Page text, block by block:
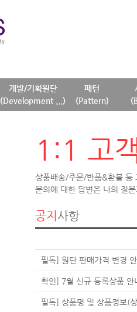
개발/기획원단
(Development ...)
패턴
(Pattern)
1:1 고
상품배송/주문/반품&환불 등
문의에 대한 답변은 나의 질
공지 사항
필독] 원단 판매가격 변경
확인] 7월 신규 등록상품 안
필독] 상품명 및 상품정보(